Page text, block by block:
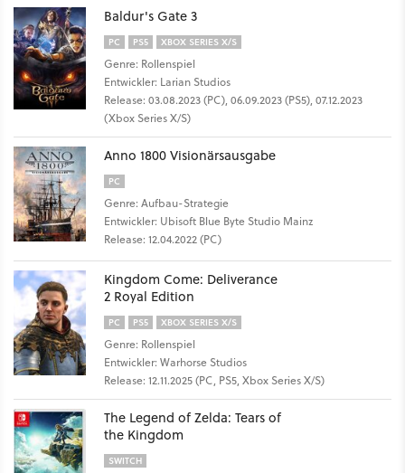
Baldur's Gate 3
PC PS5 XBOX SERIES X/S
Genre: Rollenspiel
Entwickler: Larian Studios
Release: 03.08.2023 (PC), 06.09.2023 (PS5), 07.12.2023
(Xbox Series X/S)
Anno 1800 Visionärsausgabe
PC
Genre: Aufbau-Strategie
Entwickler: Ubisoft Blue Byte Studio Mainz
Release: 12.04.2022 (PC)
Kingdom Come: Deliverance
2 Royal Edition
PC PS5 XBOX SERIES X/S
Genre: Rollenspiel
Entwickler: Warhorse Studios
Release: 12.11.2025 (PC, PS5, Xbox Series X/S)
The Legend of Zelda: Tears of
the Kingdom
SWITCH